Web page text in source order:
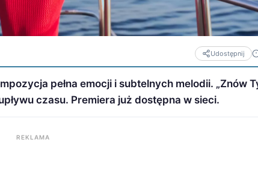
Udostępnij
pełna emocji i subtelnych melodii. „Znów
czasu. Premiera już dostępna w sieci.
REKLAMA